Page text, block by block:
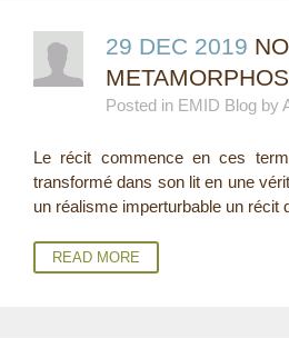
29 DEC 2019
Posted in EMID Blog by
Le récit commence en ces
transformé dans son lit en une
un réalisme imperturbable un récit
READ MORE